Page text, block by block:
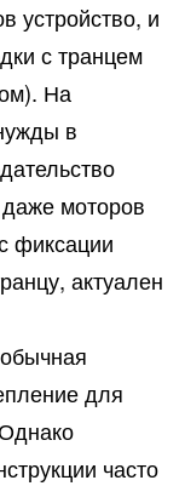
устройство, и
с транцем
На
в
даже моторов
фиксации
актуален
для
часто